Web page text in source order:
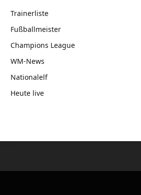
Trainerliste
Fußballmeister
Champions League
WM-News
Nationalelf
Heute live